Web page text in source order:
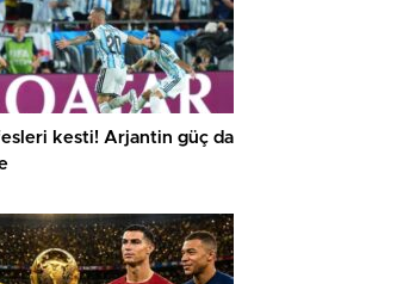
kesti! Arjantin güç da